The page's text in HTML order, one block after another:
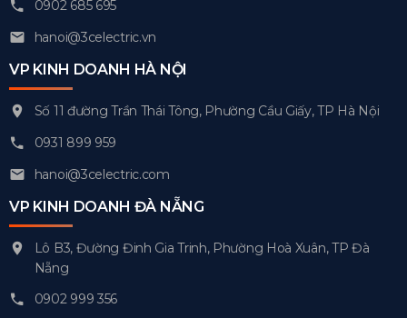
0902 685 695
hanoi@3celectric.vn
VP KINH DOANH HÀ NỘI
Số 11 đường Trần Thái Tông, Phường Cầu Giấy, TP Hà Nội
0931 899 959
hanoi@3celectric.com
VP KINH DOANH ĐÀ NẴNG
Lô B3, Đường Đinh Gia Trinh, Phường Hoà Xuân, TP Đà
Nẵng
0902 999 356